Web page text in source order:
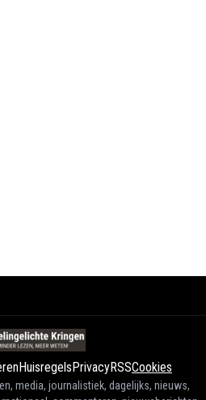
HuisregelsPrivacyRSSCookies
media, journalistiek, dagelijks, nieuws,